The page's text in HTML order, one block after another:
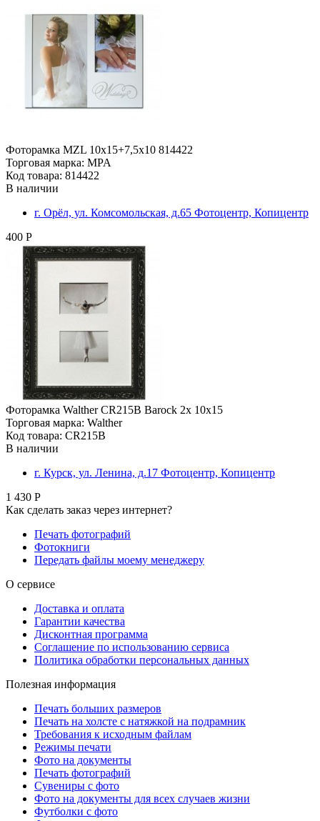
Фоторамка MZL 10х15+7,5x10 814422
Торговая марка: MPA
Код товара: 814422
В наличии
г. Орёл, ул. Комсомольская, д.65 Фотоцентр, Копицентр
400 Р
Фоторамка Walther CR215B Barock 2х 10х15
Торговая марка: Walther
Код товара: CR215B
В наличии
г. Курск, ул. Ленина, д.17 Фотоцентр, Копицентр
1 430 Р
Как сделать заказ через интернет?
Печать фотографий
Фотокниги
Передать файлы моему менеджеру
О сервисе
Доставка и оплата
Гарантии качества
Дисконтная программа
Соглашение по использованию сервиса
Политика обработки персональных данных
Полезная информация
Печать больших размеров
Печать на холсте c натяжкой на подрамник
Требования к исходным файлам
Режимы печати
Фото на документы
Печать фотографий
Сувениры с фото
Фото на документы для всех случаев жизни
Футболки с фото